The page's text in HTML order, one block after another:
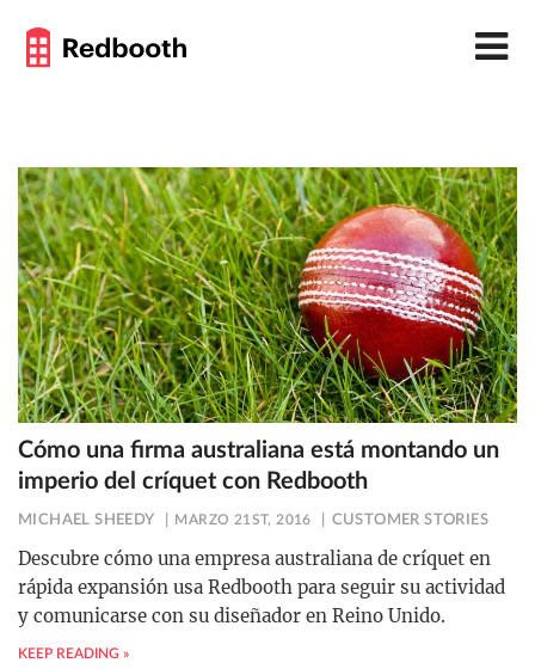
Cómo una firma australiana está montando un
imperio del críquet con Redbooth
MICHAEL SHEEDY MARZO 21ST, 2016 CUSTOMER STORIES
Descubre cómo una empresa australiana de críquet en
rápida expansión usa Redbooth para seguir su actividad
y comunicarse con su diseñador en Reino Unido.
KEEP READING »